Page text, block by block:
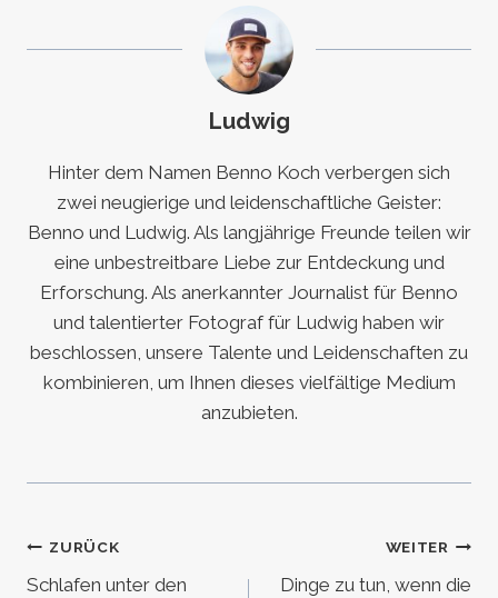
Ludwig
Hinter dem Namen Benno Koch verbergen sich
zwei neugierige und leidenschaftliche Geister:
Benno und Ludwig. Als langjährige Freunde teilen wir
eine unbestreitbare Liebe zur Entdeckung und
Erforschung. Als anerkannter Journalist für Benno
und talentierter Fotograf für Ludwig haben wir
beschlossen, unsere Talente und Leidenschaften zu
kombinieren, um Ihnen dieses vielfältige Medium
anzubieten.
Beitragsnavigation
ZURÜCK
Schlafen unter den
WEITER
Dinge zu tun, wenn die